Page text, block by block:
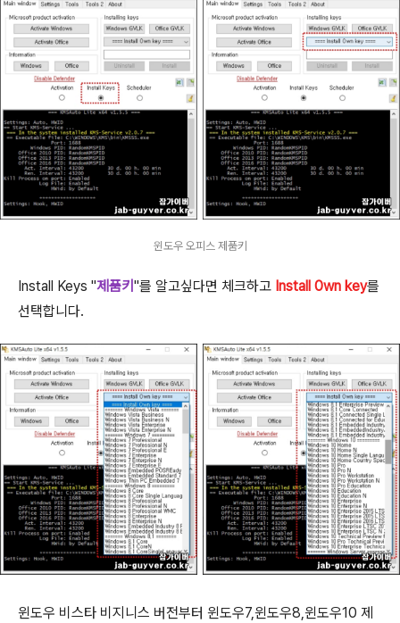
윈도우 오피스 제품키
Install Keys "제품키 "를 알고싶다면 체크하고 Install 0wn key를
선택합니다.
윈도우 비스타 비지니스 버전부터 윈도우7,윈도우8,윈도우10 제